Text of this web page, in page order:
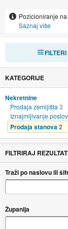
Pozicioniranje
Saznaj više
FILTERI
KATEGORIJE
Nekretnine
Prodaja zemljišta 3
Iznajmljivanje
Prodaja stanova2
FILTRIRAJ
Traži po naslovu ili
Županija